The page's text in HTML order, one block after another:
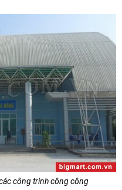
công trình công cộng